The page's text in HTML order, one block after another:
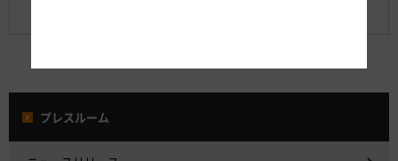
プレスルーム